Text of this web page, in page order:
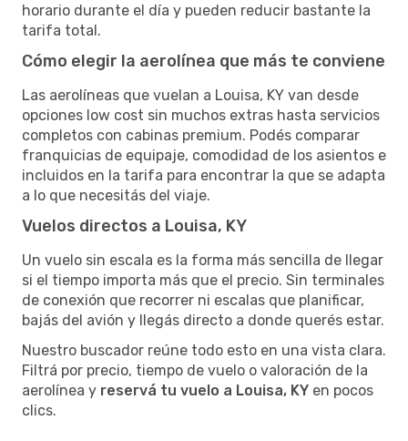
horario durante el día y pueden reducir bastante la
tarifa total.
Cómo elegir la aerolínea que más te conviene
Las aerolíneas que vuelan a Louisa, KY van desde
opciones low cost sin muchos extras hasta servicios
completos con cabinas premium. Podés comparar
franquicias de equipaje, comodidad de los asientos e
incluidos en la tarifa para encontrar la que se adapta
a lo que necesitás del viaje.
Vuelos directos a Louisa, KY
Un vuelo sin escala es la forma más sencilla de llegar
si el tiempo importa más que el precio. Sin terminales
de conexión que recorrer ni escalas que planificar,
bajás del avión y llegás directo a donde querés estar.
Nuestro buscador reúne todo esto en una vista clara.
Filtrá por precio, tiempo de vuelo o valoración de la
aerolínea y reservá tu vuelo a Louisa, KY en pocos
clics.